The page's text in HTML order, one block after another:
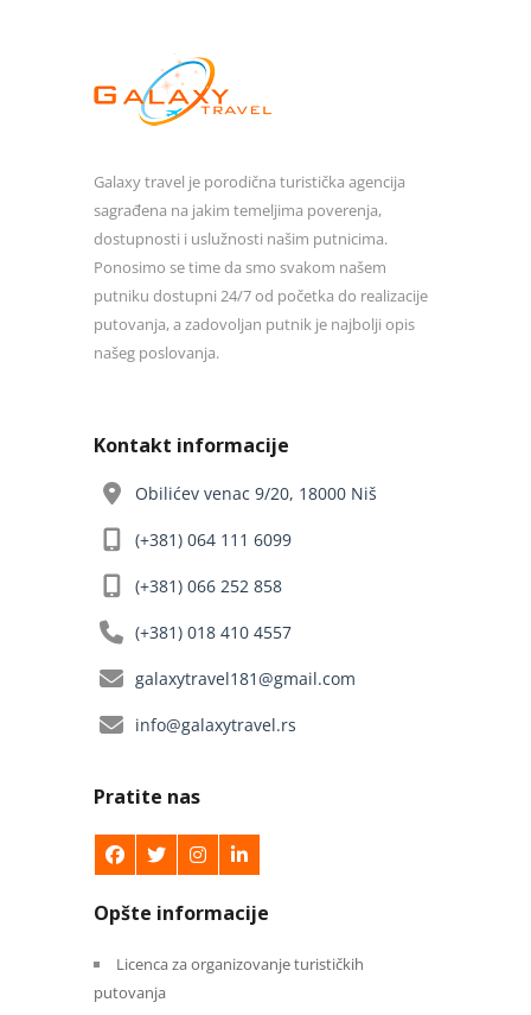
Galaxy travel je porodična turistička agencija
sagrađena na jakim temeljima poverenja,
dostupnosti i uslužnosti našim putnicima.
Ponosimo se time da smo svakom našem
putniku dostupni 24/7 od početka do realizacije
putovanja, a zadovoljan putnik je najbolji opis
našeg poslovanja.
Kontakt informacije
Obilićev venac 9/20, 18000 Niš
(+381) 064 111 6099
(+381) 066 252 858
(+381) 018 410 4557
galaxytravel181@gmail.com
info@galaxytravel.rs
Pratite nas
Opšte informacije
Licenca za organizovanje turističkih
putovanja